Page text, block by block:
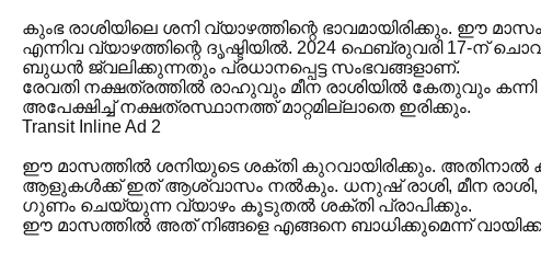
കുംഭ രാശിയിലെ ശനി വ്യാഴത്തിന്റെ ഭാവമായിരിക്കും.
എന്നിവ വ്യാഴത്തിന്റെ ദൃഷ്ടിയിൽ. 2024 ഫെബ്രുവരി 17-
ബുധൻ ജ്വലിക്കുന്നതും പ്രധാനപ്പെട്ട സംഭവങ്ങളാണ്.
രേവതി നക്ഷത്രത്തിൽ രാഹുവും മീന രാശിയിൽ കേതുവും
അപേക്ഷിച്ച് നക്ഷത്രസ്ഥാനത്ത് മാറ്റമില്ലാതെ ഇരിക്കും.
Transit Inline Ad 2
ഈ മാസത്തിൽ ശനിയുടെ ശക്തി കുറവായിരിക്കും. അതിനാൽ
ആളുകൾക്ക് ഇത് ആശ്വാസം നൽകും. ധനുഷ് രാശി, മീന രാശി,
ഗുണം ചെയ്യുന്ന വ്യാഴം കൂടുതൽ ശക്തി പ്രാപിക്കും.
ഈ മാസത്തിൽ അത് നിങ്ങളെ എങ്ങനെ ബാധിക്കുമെന്ന്